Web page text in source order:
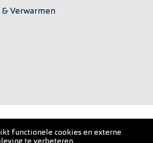
functionele cookies en externe
Verwarmen